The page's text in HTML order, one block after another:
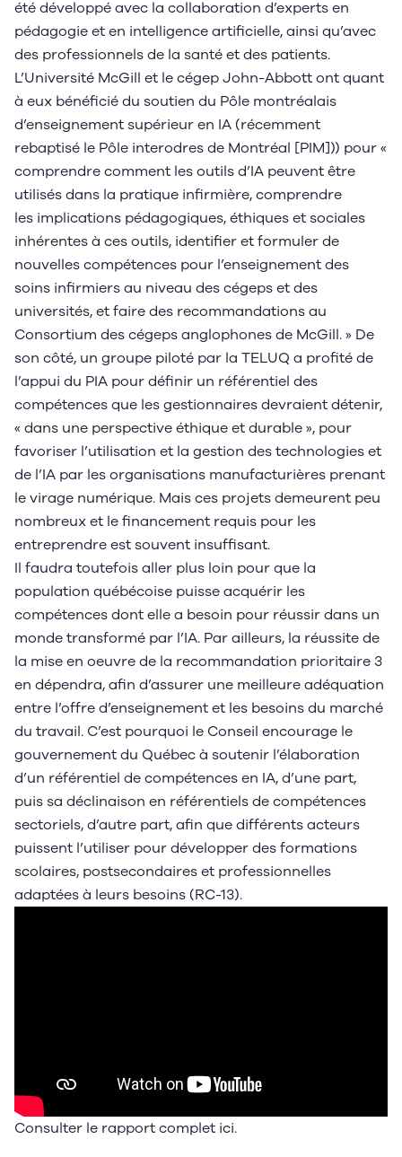
été développé avec la collaboration d’experts en
pédagogie et en intelligence artificielle, ainsi qu’avec
des professionnels de la santé et des patients.
L’Université McGill et le cégep John-Abbott ont quant
à eux bénéficié du soutien du Pôle montréalais
d’enseignement supérieur en IA (récemment
rebaptisé le Pôle interodres de Montréal [PIM])) pour «
comprendre comment les outils d’IA peuvent être
utilisés dans la pratique infirmière, comprendre
les implications pédagogiques, éthiques et sociales
inhérentes à ces outils, identifier et formuler de
nouvelles compétences pour l’enseignement des
soins infirmiers au niveau des cégeps et des
universités, et faire des recommandations au
Consortium des cégeps anglophones de McGill. » De
son côté, un groupe piloté par la TELUQ a profité de
l’appui du PIA pour définir un référentiel des
compétences que les gestionnaires devraient détenir,
« dans une perspective éthique et durable », pour
favoriser l’utilisation et la gestion des technologies et
de l’IA par les organisations manufacturières prenant
le virage numérique. Mais ces projets demeurent peu
nombreux et le financement requis pour les
entreprendre est souvent insuffisant.
Il faudra toutefois aller plus loin pour que la
population québécoise puisse acquérir les
compétences dont elle a besoin pour réussir dans un
monde transformé par l’IA. Par ailleurs, la réussite de
la mise en oeuvre de la recommandation prioritaire 3
en dépendra, afin d’assurer une meilleure adéquation
entre l’offre d’enseignement et les besoins du marché
du travail. C’est pourquoi le Conseil encourage le
gouvernement du Québec à soutenir l’élaboration
d’un référentiel de compétences en IA, d’une part,
puis sa déclinaison en référentiels de compétences
sectoriels, d’autre part, afin que différents acteurs
puissent l’utiliser pour développer des formations
scolaires, postsecondaires et professionnelles
adaptées à leurs besoins (RC-13).
Consulter le rapport complet ici.